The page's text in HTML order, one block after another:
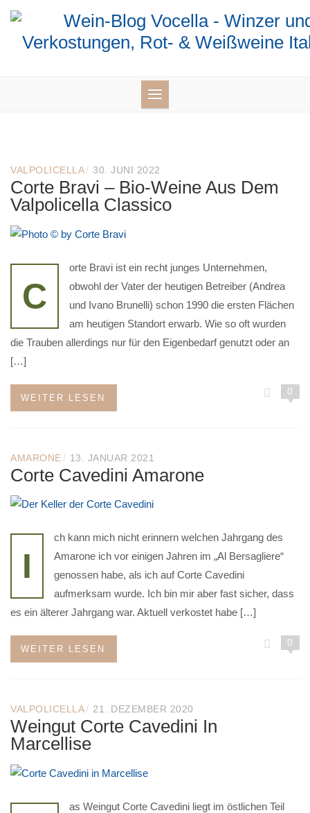
Skip
content
VALPOLICELLA/ 30. JUNI 2022
Corte Bravi – Bio-Weine Aus Dem
Valpolicella Classico
C
orte Bravi ist ein recht junges Unternehmen,
obwohl der Vater der heutigen Betreiber (Andrea
und Ivano Brunelli) schon 1990 die ersten Flächen
am heutigen Standort erwarb. Wie so oft wurden
die Trauben allerdings nur für den Eigenbedarf genutzt oder an
[…]
WEITER LESEN
0
AMARONE / 13. JANUAR 2021
Corte Cavedini Amarone
I
ch kann mich nicht erinnern welchen Jahrgang des
Amarone ich vor einigen Jahren im „Al Bersagliere“
genossen habe, als ich auf Corte Cavedini
aufmerksam wurde. Ich bin mir aber fast sicher, dass
es ein älterer Jahrgang war. Aktuell verkostet habe […]
WEITER LESEN
0
VALPOLICELLA/ 21. DEZEMBER 2020
Weingut Corte Cavedini In
Marcellise
as Weingut Corte Cavedini liegt im östlichen Teil